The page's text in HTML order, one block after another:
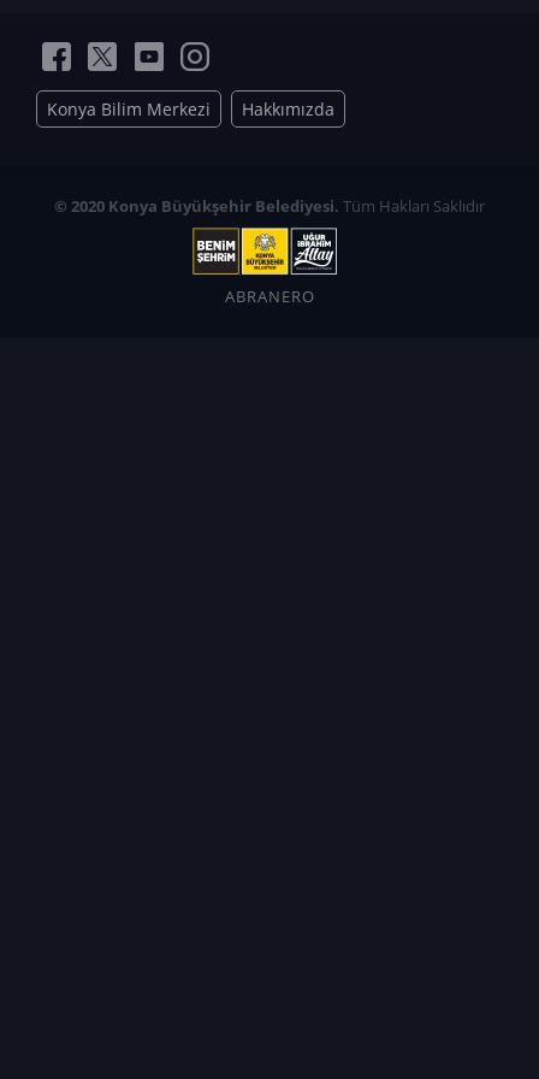
Konya Bilim Merkezi Hakkımızda
© 2020 Konya Büyükşehir Belediyesi. Tüm Hakları Saklıdır
ABRANERO